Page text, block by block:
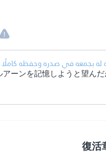
بجمعه في صدره وحفظه
ーンを記憶しようと望
復活